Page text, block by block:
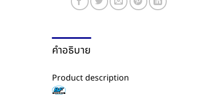
คำอธิบาย
Product description